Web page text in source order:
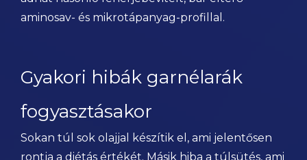
aminosav- és mikrotápanyag-profillal.
Gyakori hibák garnélarák
fogyasztásakor
Sokan túl sok olajjal készítik el, ami jelentősen
rontja a diétás értékét. Másik hiba a túlsütés, ami